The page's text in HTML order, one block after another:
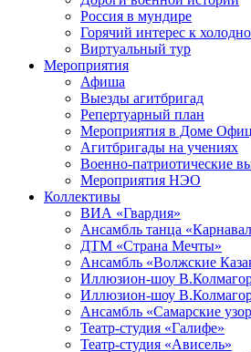
Россия в мундире
Горячий интерес к
Виртуальный тур
Мероприятия
Афиша
Выезды агитбригад
Репертуарный план
Мероприятия в Доме
Агитбригады на учениях
Военно-патриотические
Мероприятия НЭО
Коллективы
ВИА «Гвардия»
Ансамбль танца
ДТМ «Страна Мечты»
Ансамбль «Волжские
Иллюзион-шоу
Иллюзион-шоу
Ансамбль «Самарские
Театр-студия «Галифе»
Театр-студия «Ависель»